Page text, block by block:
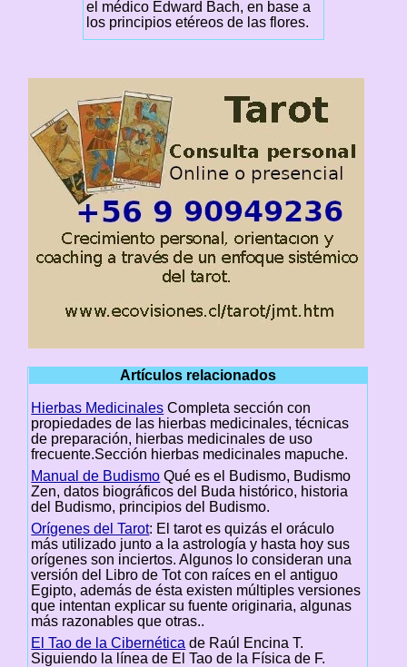
el médico Edward Bach, en base a
los principios etéreos de las flores.
Artículos relacionados
Hierbas Medicinales Completa sección con
propiedades de las hierbas medicinales, técnicas
de preparación, hierbas medicinales de uso
frecuente.Sección hierbas medicinales mapuche.
Manual de Budismo Qué es el Budismo, Budismo
Zen, datos biográficos del Buda histórico, historia
del Budismo, principios del Budismo.
Orígenes del Tarot: El tarot es quizás el oráculo
más utilizado junto a la astrología y hasta hoy sus
orígenes son inciertos. Algunos lo consideran una
versión del Libro de Tot con raíces en el antiguo
Egipto, además de ésta existen múltiples versiones
que intentan explicar su fuente originaria, algunas
más razonables que otras..
El Tao de la Cibernética de Raúl Encina T.
Siguiendo la línea de El Tao de la Física de F.